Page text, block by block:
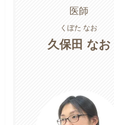
医師
くぼた なお
久保田 なお